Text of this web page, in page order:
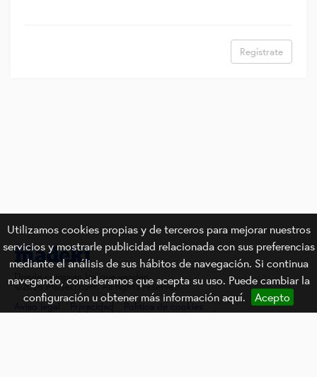
Utilizamos cookies propias y de terceros para mejorar nuestros
servicios y mostrarle publicidad relacionada con sus preferencias
mediante el análisis de sus hábitos de navegación. Si continua
navegando, consideramos que acepta su uso. Puede cambiar la
configuración u obtener más informaciónaquí. Acepto
Regístrate
Donde compran los que venden.
©2026 Madeki.com. All rights reserved.
Aviso legal
Madeki está gestionado por